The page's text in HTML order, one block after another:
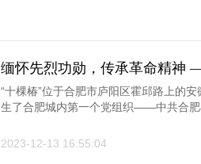
缅怀先烈功勋，传承革命精神
“十棵椿”位于合肥市庐阳区霍邱路上的
生了合肥城内第一个党组织——中共合
2023-12-13 16:55:04